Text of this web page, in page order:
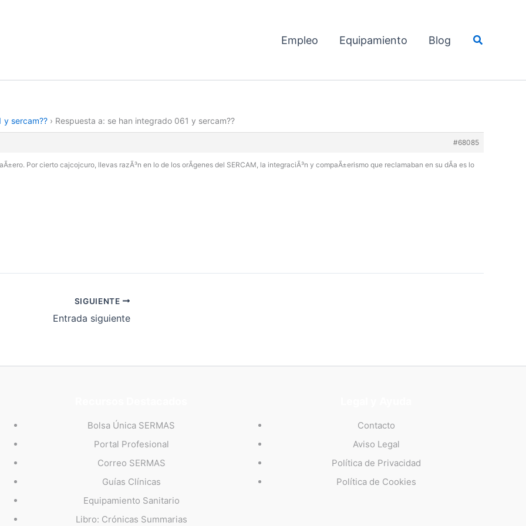
Empleo Equipamiento Blog Buscar
y sercam?? › Respuesta a: se han integrado 061 y sercam??
#68085
Por cierto cajcojcuro, llevas razÃ³n en lo de los orÃ­genes del SERCAM, la integraciÃ³n y compaÃ±erismo que reclamaban en su dÃ­a es lo
SIGUIENTE
Entrada siguiente
Bolsa Única SERMAS
Portal Profesional
Correo SERMAS
Guías Clínicas
Equipamiento Sanitario
Libro: Crónicas Summarias
Contacto
Aviso Legal
Política de Privacidad
Política de Cookies